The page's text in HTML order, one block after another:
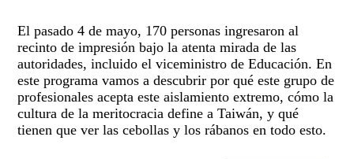
El pasado 4 de mayo, 170 personas ingresaron al
recinto de impresión bajo la atenta mirada de las
autoridades, incluido el viceministro de Educación. En
este programa vamos a descubrir por qué este grupo de
profesionales acepta este aislamiento extremo, cómo la
cultura de la meritocracia define a Taiwán, y qué
tienen que ver las cebollas y los rábanos en todo esto.